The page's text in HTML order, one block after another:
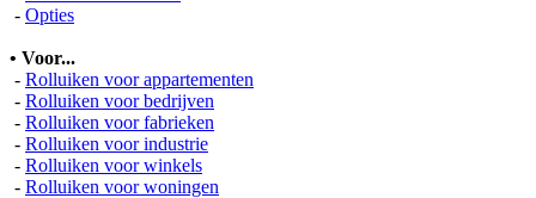
- Opties
• Voor...
- Rolluiken voor appartementen
- Rolluiken voor bedrijven
- Rolluiken voor fabrieken
- Rolluiken voor industrie
- Rolluiken voor winkels
- Rolluiken voor woningen